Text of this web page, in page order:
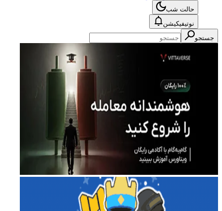
حالت شب
نوتیفیکیشن
جستجو